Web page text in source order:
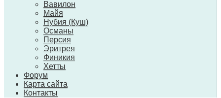
Вавилон
Майя
Нубия (Куш)
Османы
Персия
Эритрея
Финикия
Хетты
Форум
Карта сайта
Контакты